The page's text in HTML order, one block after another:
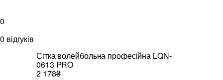
0
0 відгуків
Сітка волейбольна професійна LQN-
0613 PRO
2 178₴